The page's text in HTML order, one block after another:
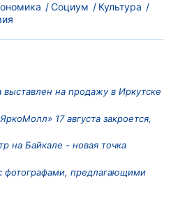
выставлен на продажу в Иркутске
17 августа закроется,
на Байкале - новая точка
фотографами, предлагающими
Социум
Культура